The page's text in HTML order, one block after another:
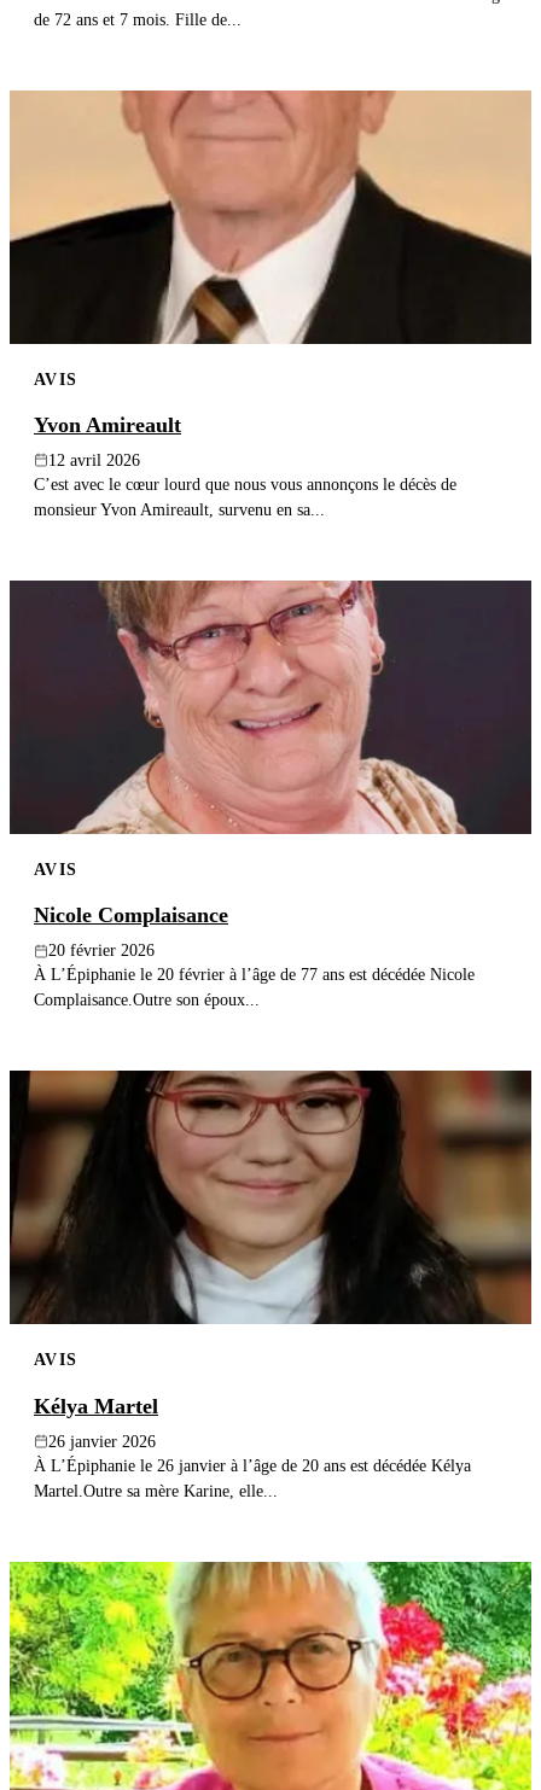
de 72 ans et 7 mois. Fille de...
AVIS
Yvon Amireault
12 avril 2026
C’est avec le cœur lourd que nous vous annonçons le décès de
monsieur Yvon Amireault, survenu en sa...
AVIS
Nicole Complaisance
20 février 2026
À L’Épiphanie le 20 février à l’âge de 77 ans est décédée Nicole
Complaisance.Outre son époux...
AVIS
Kélya Martel
26 janvier 2026
À L’Épiphanie le 26 janvier à l’âge de 20 ans est décédée Kélya
Martel.Outre sa mère Karine, elle...